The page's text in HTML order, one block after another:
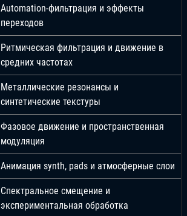
Automation-фильтрация и эффекты
переходов
Ритмическая фильтрация и движение в
средних частотах
Металлические резонансы и
синтетические текстуры
Фазовое движение и пространственная
модуляция
Анимация synth, pads и атмосферные слои
Спектральное смещение и
экспериментальная обработка